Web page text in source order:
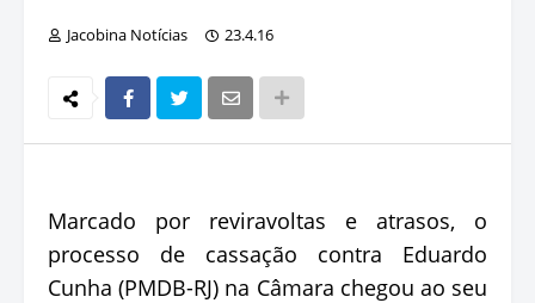
Jacobina Notícias 23.4.16
Marcado por reviravoltas e atrasos, o
processo de cassação contra Eduardo
Cunha (PMDB-RJ) na Câmara chegou ao seu